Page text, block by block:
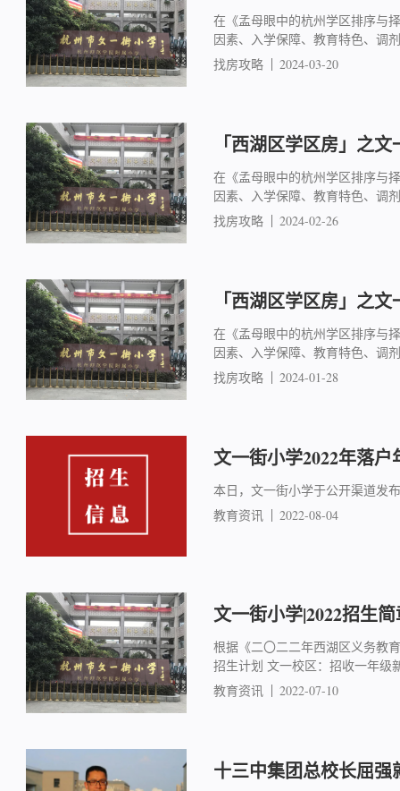
在《孟母眼中的杭州学区排序与
因素、入学保障、教育特色、调
找房攻略
2024-03-20
「西湖区学区房」之
在《孟母眼中的杭州学区排序与
因素、入学保障、教育特色、调
找房攻略
2024-02-26
「西湖区学区房」之
在《孟母眼中的杭州学区排序与
因素、入学保障、教育特色、调
找房攻略
2024-01-28
文一街小学2022年落
本日，文一街小学于公开渠道发
教育资讯
2022-08-04
文一街小学|2022招生
根据《二〇二二年西湖区义务教
招生计划 文一校区：招收一年级
教育资讯
2022-07-10
十三中集团总校长屈